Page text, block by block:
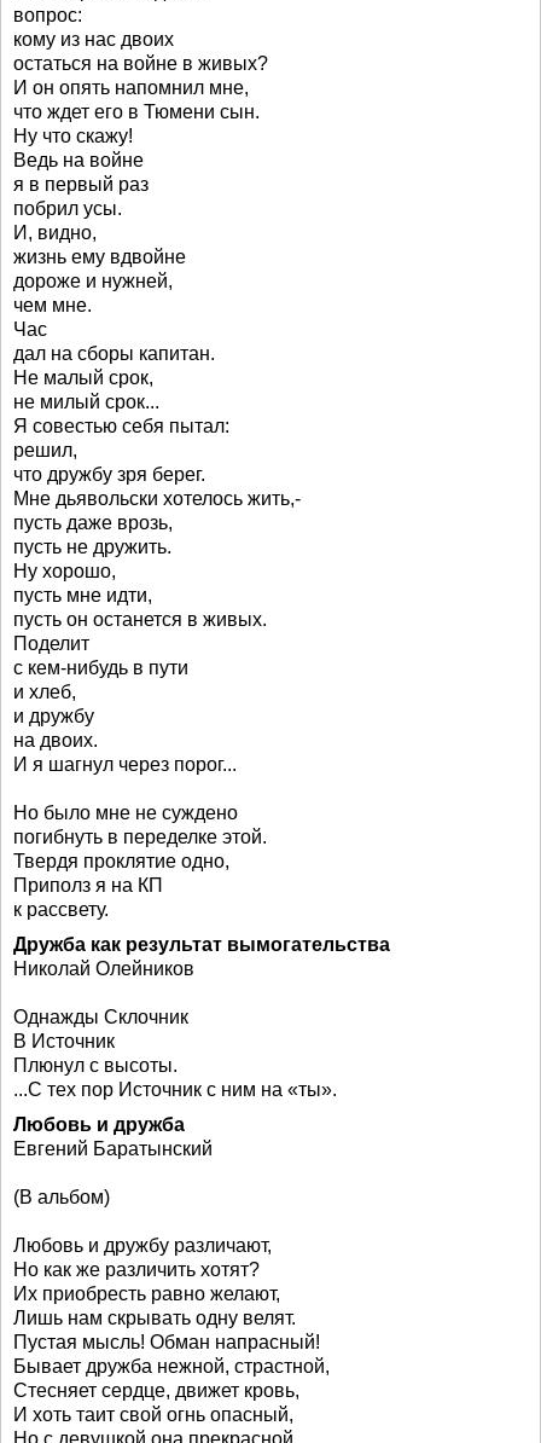
вопрос:
кому из нас двоих
остаться на войне в живых?
И он опять напомнил мне,
что ждет его в Тюмени сын.
Ну что скажу!
Ведь на войне
я в первый раз
побрил усы.
И, видно,
жизнь ему вдвойне
дороже и нужней,
чем мне.
Час
дал на сборы капитан.
Не малый срок,
не милый срок...
Я совестью себя пытал:
решил,
что дружбу зря берег.
Мне дьявольски хотелось жить,-
пусть даже врозь,
пусть не дружить.
Ну хорошо,
пусть мне идти,
пусть он останется в живых.
Поделит
с кем-нибудь в пути
и хлеб,
и дружбу
на двоих.
И я шагнул через порог...
Но было мне не суждено
погибнуть в переделке этой.
Твердя проклятие одно,
Приполз я на КП
к рассвету.
Дружба как результат вымогательства
Николай Олейников
Однажды Склочник
В Источник
Плюнул с высоты.
...С тех пор Источник с ним на «ты».
Любовь и дружба
Евгений Баратынский
(В альбом)
Любовь и дружбу различают,
Но как же различить хотят?
Их приобресть равно желают,
Лишь нам скрывать одну велят.
Пустая мысль! Обман напрасный!
Бывает дружба нежной, страстной,
Стесняет сердце, движет кровь,
И хоть таит свой огнь опасный,
Но с девушкой она прекрасной